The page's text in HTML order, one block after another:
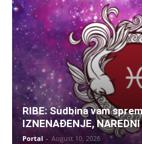
RIBE: Sudbina vam
IZNENAĐENJE,
Portal - August 10, 2026